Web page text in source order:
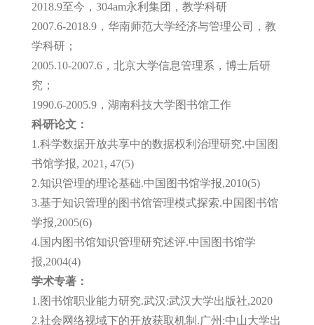
2018.9至今，304am永利集团，教学科研
2007.6-2018.9，华南师范大学经济与管理公司，教
学科研；
2005.10-2007.6，北京大学信息管理系，博士后研
究；
1990.6-2005.9，湖南科技大学图书馆工作
科研论文：
1.科学数据开放共享中的数据权利治理研究.中国图
书馆学报, 2021, 47(5)
2.知识管理的理论基础.中国图书馆学报,2010(5)
3.基于知识管理的图书馆管理模式探索.中国图书馆
学报,2005(6)
4.国内图书馆知识管理研究述评.中国图书馆学
报,2004(4)
学术专著：
1.图书馆职业能力研究.武汉:武汉大学出版社,2020
2.社会网络视域下的开放获取机制.广州:中山大学出